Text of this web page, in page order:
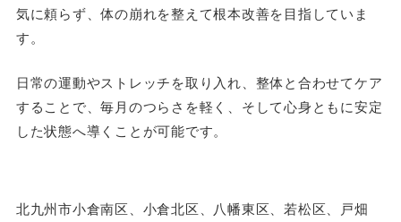
気に頼らず、体の崩れを整えて根本改善を目指していま
す。
日常の運動やストレッチを取り入れ、整体と合わせてケア
することで、毎月のつらさを軽く、そして心身ともに安定
した状態へ導くことが可能です。
北九州市小倉南区、小倉北区、八幡東区、若松区、戸畑